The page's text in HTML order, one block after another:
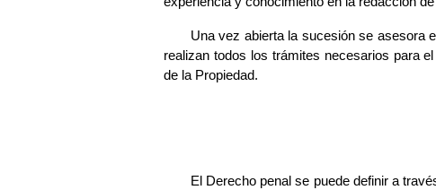
Una vez abierta la sucesión se asesora
realizan todos los trámites necesarios para
de la Propiedad.
El Derecho penal se puede definir a